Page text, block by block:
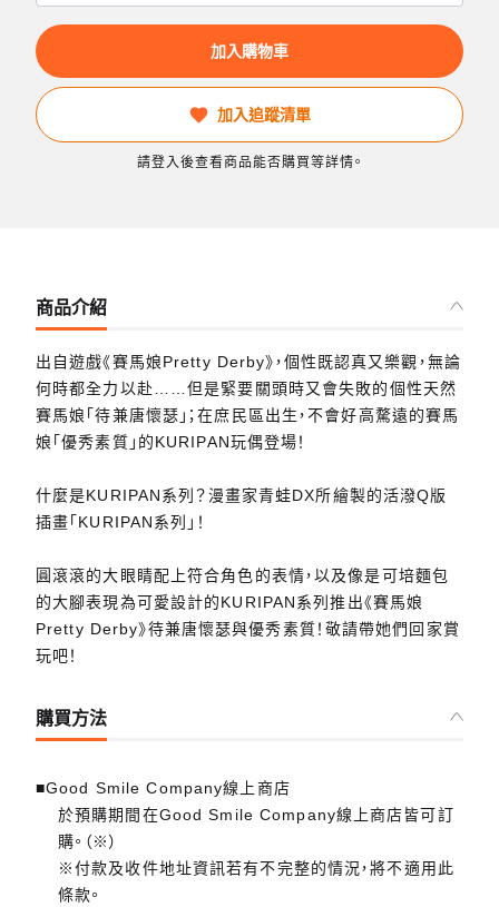
加入購物車
加入追蹤清單
請登入後查看商品能否購買等詳情。
商品介紹
出自遊戲《賽馬娘Pretty Derby》，個性既認真又樂觀，無論
何時都全力以赴……但是緊要關頭時又會失敗的個性天然
賽馬娘「待兼唐懷瑟」；在庶民區出生，不會好高騖遠的賽馬
娘「優秀素質」的KURIPAN玩偶登場！
什麼是KURIPAN系列？漫畫家青蛙DX所繪製的活潑Q版
插畫「KURIPAN系列」！
圓滾滾的大眼睛配上符合角色的表情，以及像是可培麵包
的大腳表現為可愛設計的KURIPAN系列推出《賽馬娘
Pretty Derby》待兼唐懷瑟與優秀素質！敬請帶她們回家賞
玩吧！
購買方法
■Good Smile Company線上商店
於預購期間在Good Smile Company線上商店皆可訂
購。（※）
※付款及收件地址資訊若有不完整的情況，將不適用此
條款。